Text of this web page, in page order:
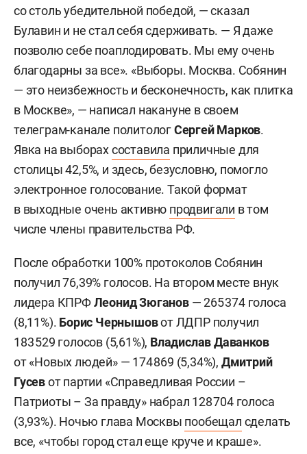
со столь убедительной победой, — сказал
Булавин и не стал себя сдерживать. — Я даже
позволю себе поаплодировать. Мы ему очень
благодарны за все». «Выборы. Москва. Собянин
— это неизбежность и бесконечность, как плитка
в Москве», — написал накануне в своем
телеграм-канале политологСергей Марков.
Явка на выборахсоставила приличные для
столицы 42,5%, и здесь, безусловно, помогло
электронное голосование. Такой формат
в выходные очень активно продвигали в том
числе члены правительства РФ.
После обработки 100% протоколов Собянин
получил 76,39% голосов. На втором месте внук
лидера КПРФЛеонид Зюганов— 265 374 голоса
(8,11%). Борис Чернышовот ЛДПР получил
183 529 голосов (5,61%), Владислав Даванков
от «Новых людей» — 174 869 (5,34%), Дмитрий
Гусевот партии «Справедливая России –
Патриоты – За правду» набрал 128 704 голоса
(3,93%). Ночью глава Москвы пообещал сделать
все, «чтобы город стал еще круче и краше».